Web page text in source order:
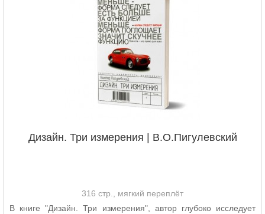
Дизайн. Три измерения | В.О.Пигулевский
316 стр., мягкий переплёт
В книге "Дизайн. Три измерения", автор глубоко исследует